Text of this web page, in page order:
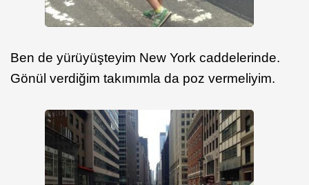
Ben de yürüyüşteyim New York caddelerinde.
Gönül verdiğim takımımla da poz vermeliyim.